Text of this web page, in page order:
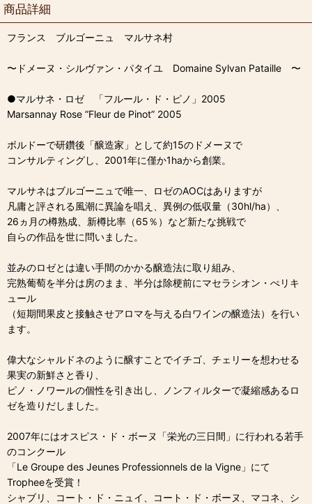
商品詳細
フランス ブルゴーニュ マルサネ村
〜ドメーヌ・シルヴァン・パタイユ Domaine Sylvan Pataille 〜
●マルサネ・ロゼ 「フルール・ド・ピノ」2005
Marsannay Rose ”Fleur de Pinot” 2005
ボルドーで研鑽後「醸造家」として約15のドメーヌで
コンサルティングし、2001年に僅か1haから創業。
マルサネはブルゴーニュで唯一、ロゼのAOCはありますが
凡庸と評される風潮に異論を唱え、異例の低収量（30hl/ha）、
26ヵ月の樽熟成、新樽比率（65％）など新たな挑戦で
自らの作品を世に問いました。
並みのロゼとは違い手間のかかる醸造法に取り組み、
完熟葡萄を半分は房のまま、半分は除梗前にマセラシオン・ぺリキ
ュール
（短期間果皮と接触させアロマを与える白ワインの醸造法）を行い
ます。
偉大なシャルドネのように醸すことでイチゴ、チェリーを想わせる
果実の新鮮さと香り、
ピノ・ノワールの個性を引き出し、ノンフィルターで凝縮感あるロ
ゼを造りだしました。
2007年にはオスピス・ド・ボーヌ「栄光の三日間」に行われる若手
のコンクール
「Le Groupe des Jeunes Professionnels de la Vigne」にて
Tropheeを受賞！
シャブリ、コート・ド・ニュイ、コート・ド・ボーヌ、マコネ、シ